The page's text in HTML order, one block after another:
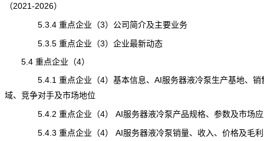
（2021-2026）
5.3.4 重点企业（3）公司简介及主要业务
5.3.5 重点企业（3）企业最新动态
5.4 重点企业（4）
5.4.1 重点企业（4）基本信息、AI服务器液冷泵生产基地、销
域、竞争对手及市场地位
5.4.2 重点企业（4） AI服务器液冷泵产品规格、参数及市场应
5.4.3 重点企业（4） AI服务器液冷泵销量、收入、价格及毛利